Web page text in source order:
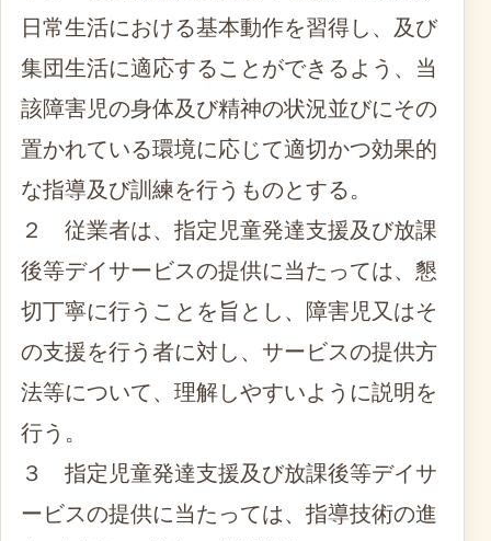
日常生活における基本動作を習得し、及び
集団生活に適応することができるよう、当
該障害児の身体及び精神の状況並びにその
置かれている環境に応じて適切かつ効果的
な指導及び訓練を行うものとする。
２ 従業者は、指定児童発達支援及び放課
後等デイサービスの提供に当たっては、懇
切丁寧に行うことを旨とし、障害児又はそ
の支援を行う者に対し、サービスの提供方
法等について、理解しやすいように説明を
行う。
３ 指定児童発達支援及び放課後等デイサ
ービスの提供に当たっては、指導技術の進